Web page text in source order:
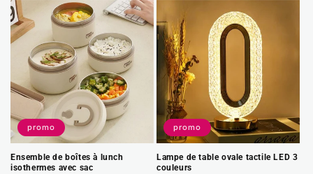
promo
Ensemble de boîtes à lunch
isothermes avec sac
promo
Lampe de table ovale tactile LED 3
couleurs